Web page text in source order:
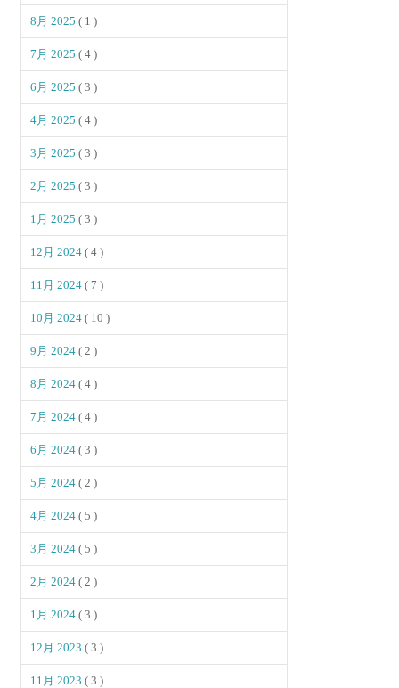
8月 2025( 1 )
7月 2025( 4 )
6月 2025( 3 )
4月 2025( 4 )
3月 2025( 3 )
2月 2025( 3 )
1月 2025( 3 )
12月 2024( 4 )
11月 2024( 7 )
10月 2024( 10 )
9月 2024( 2 )
8月 2024( 4 )
7月 2024( 4 )
6月 2024( 3 )
5月 2024( 2 )
4月 2024( 5 )
3月 2024( 5 )
2月 2024( 2 )
1月 2024( 3 )
12月 2023( 3 )
11月 2023( 3 )